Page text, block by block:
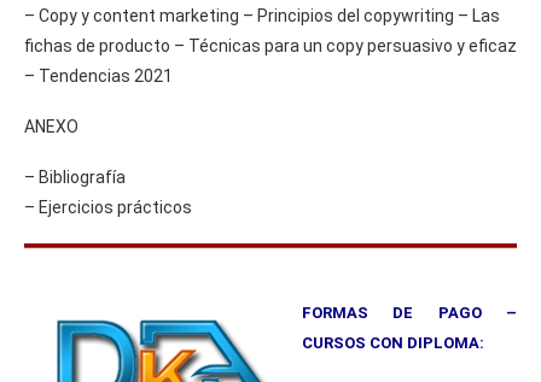
– Copy y content marketing – Principios del copywriting – Las
fichas de producto – Técnicas para un copy persuasivo y eficaz
– Tendencias 2021
ANEXO
– Bibliografía
– Ejercicios prácticos
FORMAS DE PAGO –
CURSOS CON DIPLOMA: